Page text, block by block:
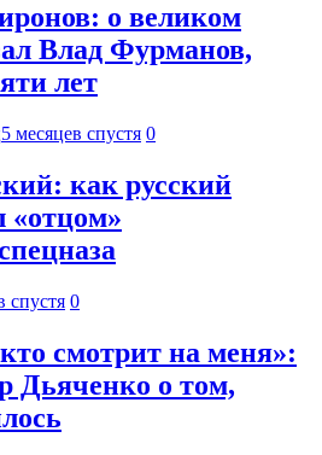
о великом
Влад Фурманов,
лет
5 месяцев спустя 0
как русский
«отцом»
спустя 0
смотрит на меня»:
Дьяченко о том,